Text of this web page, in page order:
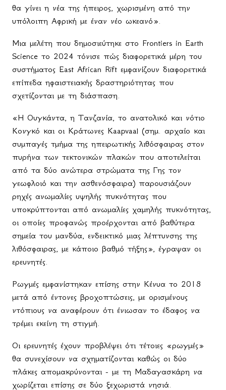
θα γίνει η νέα της ήπειρος, χωρισμένη από την
υπόλοιπη Αφρική με έναν νέο ωκεανό».
Μια μελέτη που δημοσιεύτηκε στο Frontiers in Earth
Science το 2024 τόνισε πώς διαφορετικά μέρη του
συστήματος East African Rift εμφανίζουν διαφορετικά
επίπεδα ηφαιστειακής δραστηριότητας που
σχετίζονται με τη διάσπαση.
«Η Ουγκάντα, η Τανζανία, το ανατολικό και νότιο
Κονγκό και οι Κράτωνες Kaapvaal (σημ. αρχαίο και
συμπαγές τμήμα της ηπειρωτικής λιθόσφαιρας στον
πυρήνα των τεκτονικών πλακών που αποτελείται
από τα δύο ανώτερα στρώματα της Γης τον
γεωφλοιό και την ασθενόσφαιρα) παρουσιάζουν
ρηχές ανωμαλίες υψηλής πυκνότητας που
υποκρύπτονται από ανωμαλίες χαμηλής πυκνότητας,
οι οποίες προφανώς προέρχονται από βαθύτερα
σημεία του μανδύα, ενδεικτικό μιας λέπτυνσης της
λιθόσφαιρας, με κάποιο βαθμό τήξης», έγραψαν οι
ερευνητές.
Ρωγμές εμφανίστηκαν επίσης στην Κένυα το 2018
μετά από έντονες βροχοπτώσεις, με ορισμένους
ντόπιους να αναφέρουν ότι ένιωσαν το έδαφος να
τρέμει εκείνη τη στιγμή.
Οι ερευνητές έχουν προβλέψει ότι τέτοιες «ρωγμές»
θα συνεχίσουν να σχηματίζονται καθώς οι δύο
πλάκες απομακρύνονται - με τη Μαδαγασκάρη να
χωρίζεται επίσης σε δύο ξεχωριστά νησιά.